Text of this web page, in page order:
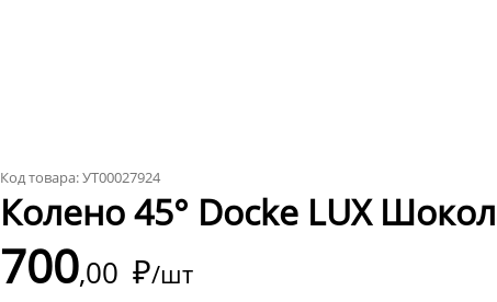
Код товара: УТ00027924
Колено 45° Docke LUX
700 00 ₽/шт